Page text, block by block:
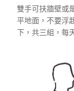
雙手可扶牆壁或
平地面，不要浮
下，共三組，每